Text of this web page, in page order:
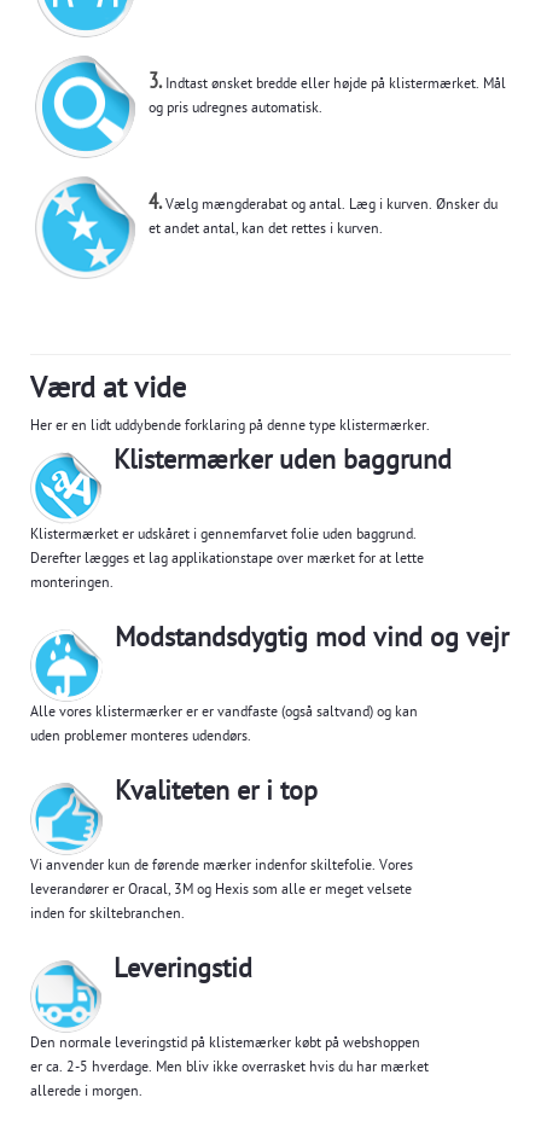
3.Indtast ønsket bredde eller højde på klistermærket. Mål
og pris udregnes automatisk.
4.Vælg mængderabat og antal. Læg i kurven. Ønsker du
et andet antal, kan det rettes i kurven.
Værd at vide
Her er en lidt uddybende forklaring på denne type klistermærker.
Klistermærker uden baggrund
Klistermærket er udskåret i gennemfarvet folie uden baggrund.
Derefter lægges et lag applikationstape over mærket for at lette
monteringen.
Modstandsdygtig mod vind og vejr
Alle vores klistermærker er er vandfaste (også saltvand) og kan
uden problemer monteres udendørs.
Kvaliteten er i top
Vi anvender kun de førende mærker indenfor skiltefolie. Vores
leverandører er Oracal, 3M og Hexis som alle er meget velsete
inden for skiltebranchen.
Leveringstid
Den normale leveringstid på klistemærker købt på webshoppen
er ca. 2-5 hverdage. Men bliv ikke overrasket hvis du har mærket
allerede i morgen.